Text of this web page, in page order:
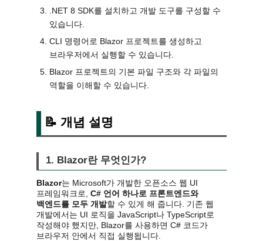
.NET 8 SDK를 설치하고 개발 도구를 구성할 수
있습니다.
CLI 명령어로 Blazor 프로젝트를 생성하고
브라우저에서 실행할 수 있습니다.
Blazor 프로젝트의 기본 파일 구조와 각 파일의
역할을 이해할 수 있습니다.
📝 개념 설명
1. Blazor란 무엇인가?
Blazor는 Microsoft가 개발한 오픈소스 웹 UI
프레임워크로, C# 언어 하나로 프론트엔드와
백엔드를 모두 개발할 수 있게 해 줍니다. 기존 웹
개발에서는 UI 로직을 JavaScript나 TypeScript로
작성해야 했지만, Blazor를 사용하면 C# 코드가
브라우저 안에서 직접 실행됩니다.